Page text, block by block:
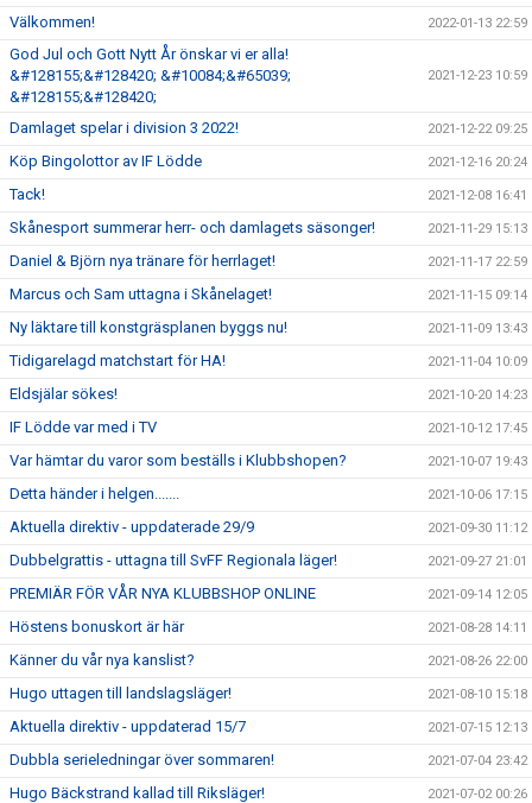
Välkommen! 2022-01-13 22:59
God Jul och Gott Nytt År önskar vi er alla!
&#128155;&#128420; &#10084;&#65039;
&#128155;&#128420;
2021-12-23 10:59
Damlaget spelar i division 3 2022! 2021-12-22 09:25
Köp Bingolottor av IF Lödde 2021-12-16 20:24
Tack! 2021-12-08 16:41
Skånesport summerar herr- och damlagets säsonger! 2021-11-29 15:13
Daniel & Björn nya tränare för herrlaget! 2021-11-17 22:59
Marcus och Sam uttagna i Skånelaget! 2021-11-15 09:14
Ny läktare till konstgräsplanen byggs nu! 2021-11-09 13:43
Tidigarelagd matchstart för HA! 2021-11-04 10:09
Eldsjälar sökes! 2021-10-20 14:23
IF Lödde var med i TV 2021-10-12 17:45
Var hämtar du varor som beställs i Klubbshopen? 2021-10-07 19:43
Detta händer i helgen....... 2021-10-06 17:15
Aktuella direktiv - uppdaterade 29/9 2021-09-30 11:12
Dubbelgrattis - uttagna till SvFF Regionala läger! 2021-09-27 21:01
PREMIÄR FÖR VÅR NYA KLUBBSHOP ONLINE 2021-09-14 12:05
Höstens bonuskort är här 2021-08-28 14:11
Känner du vår nya kanslist? 2021-08-26 22:00
Hugo uttagen till landslagsläger! 2021-08-10 15:18
Aktuella direktiv - uppdaterad 15/7 2021-07-15 12:13
Dubbla serieledningar över sommaren! 2021-07-04 23:42
Hugo Bäckstrand kallad till Riksläger! 2021-07-02 00:26